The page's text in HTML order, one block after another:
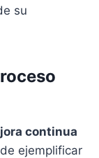
su
continua
ejemplificar